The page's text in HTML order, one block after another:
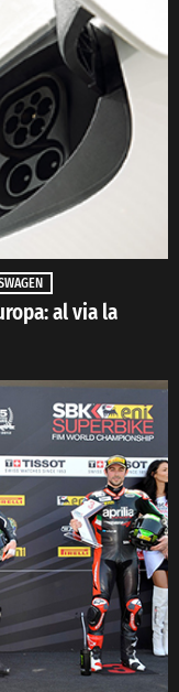
al via la